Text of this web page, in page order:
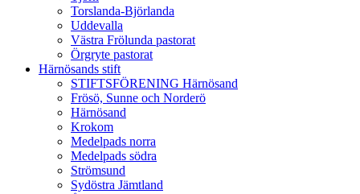
Torslanda-Björlanda
Uddevalla
Västra Frölunda pastorat
Örgryte pastorat
Härnösands stift
STIFTSFÖRENING Härnösand
Frösö, Sunne och Norderö
Härnösand
Krokom
Medelpads norra
Medelpads södra
Strömsund
Sydöstra Jämtland